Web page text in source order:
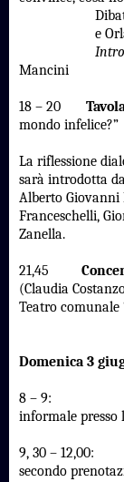
Dibattito
e Orlando
Mancini
18 – 20
mondo
La riflessione
sarà introdotta
Alberto Giovanni
Franceschelli,
Zanella.
21,45
(Claudia
Teatro comunale
Domenica 3
8 –
informale presso
9, 30 –
secondo